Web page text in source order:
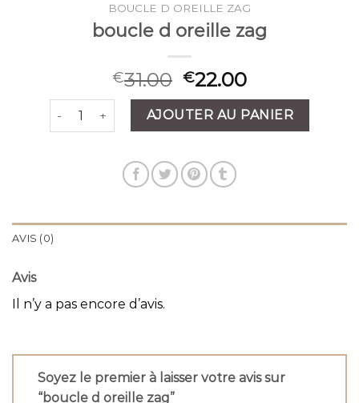
BOUCLE D OREILLE ZAG
boucle d oreille zag
€31.00 €22.00
quantité de boucle d oreille zag
AJOUTER AU PANIER
AVIS (0)
Avis
Il n’y a pas encore d’avis.
Soyez le premier à laisser votre avis sur
“boucle d oreille zag”